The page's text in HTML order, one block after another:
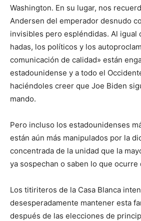
Washington. En su lugar, nos
Andersen del emperador desnudo
invisibles pero espléndidas. Al igual
hadas, los políticos y los
comunicación de calidad» están
estadounidense y a todo el
haciéndoles creer que Joe Biden
mando.
Pero incluso los estadounidenses
están aún más manipulados por la
concentrada de la unidad que la
ya sospechan o saben lo que
Los titiriteros de la Casa Blanca
desesperadamente mantener esta
después de las elecciones de